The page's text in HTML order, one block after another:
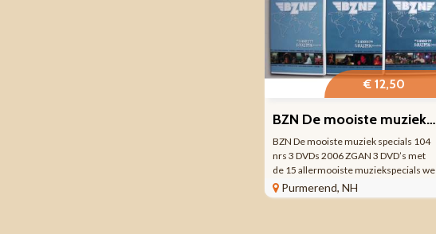
€ 12,50
BZN De mooiste muziek specials 104 nrs 3 DVDs 2006 ZGAN
BZN De mooiste muziek specials 104
nrs 3 DVDs 2006 ZGAN 3 DVD’s met
de 15 allermooiste muziekspecials we
weten dat BZN grossiert in records.
Sowieso met het aantal hitsingles en
Purmerend, NH